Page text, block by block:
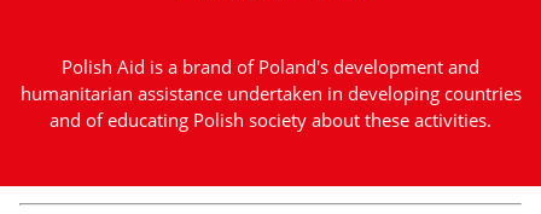
Polish Aid is a brand of Poland's development and
humanitarian assistance undertaken in developing countries
and of educating Polish society about these activities.